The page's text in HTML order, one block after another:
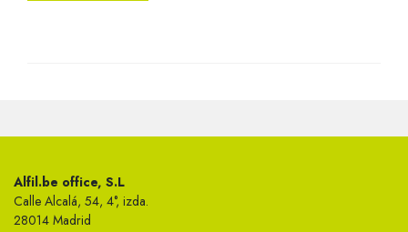
Alfil.be office, S.L
Calle Alcalá, 54, 4°, izda.
28014 Madrid